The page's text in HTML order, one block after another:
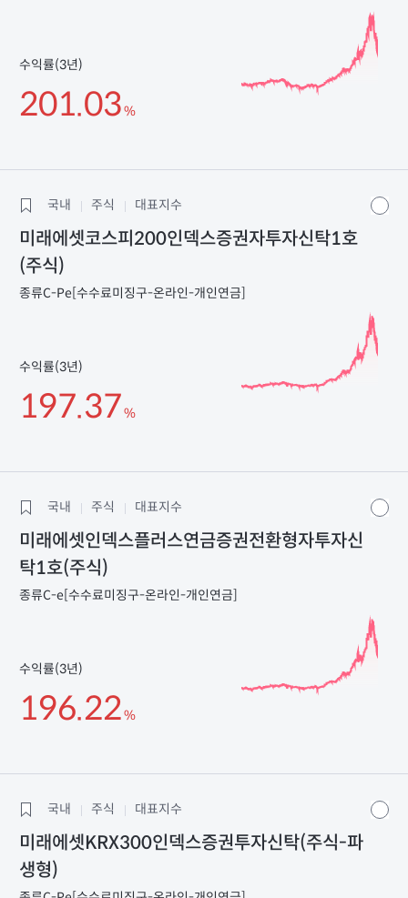
수익률(3년)
201.03%
국내 주식 대표지수
미래에셋코스피200인덱스증권자투자신탁1호
(주식)
종류C-Pe[수수료미징구-온라인-개인연금]
수익률(3년)
197.37%
국내 주식 대표지수
미래에셋인덱스플러스연금증권전환형자투자신
탁1호(주식)
종류C-e[수수료미징구-온라인-개인연금]
수익률(3년)
196.22%
국내 주식 대표지수
미래에셋KRX300인덱스증권투자신탁(주식-파
생형)